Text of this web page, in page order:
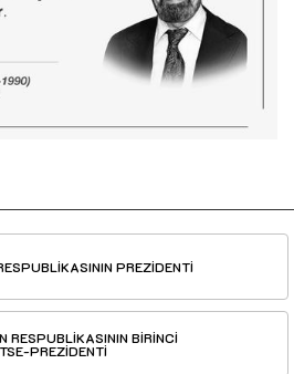
PREZİDENTİ
RESPUBLİKASININ BİRİNCİ
PREZİDENTİ